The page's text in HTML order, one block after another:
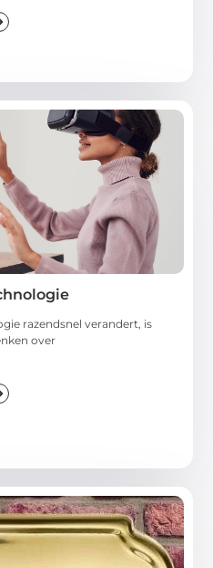
razendsnel verandert, is
over